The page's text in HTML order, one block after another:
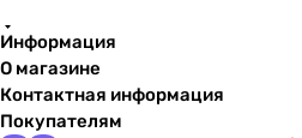
Информация
О магазине
Контактная информация
Покупателям